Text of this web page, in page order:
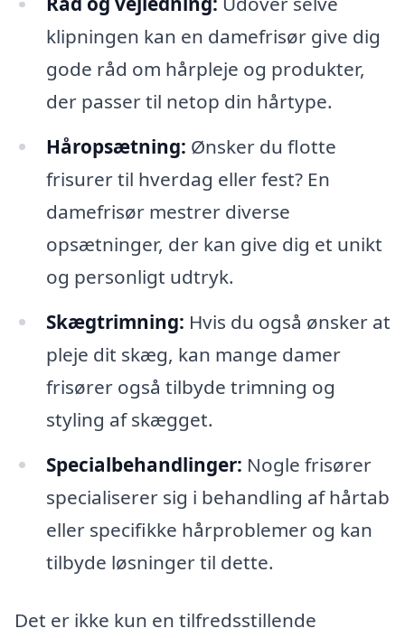
klipningen kan en damefrisør give dig
gode råd om hårpleje og produkter,
der passer til netop din hårtype.
Håropsætning: Ønsker du flotte
frisurer til hverdag eller fest? En
damefrisør mestrer diverse
opsætninger, der kan give dig et unikt
og personligt udtryk.
Skægtrimning: Hvis du også ønsker at
pleje dit skæg, kan mange damer
frisører også tilbyde trimning og
styling af skægget.
Specialbehandlinger: Nogle frisører
specialiserer sig i behandling af hårtab
eller specifikke hårproblemer og kan
tilbyde løsninger til dette.
Det er ikke kun en tilfredsstillende